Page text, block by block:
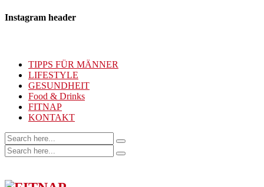
Instagram header
TIPPS FÜR MÄNNER
LIFESTYLE
GESUNDHEIT
Food & Drinks
FITNAP
KONTAKT